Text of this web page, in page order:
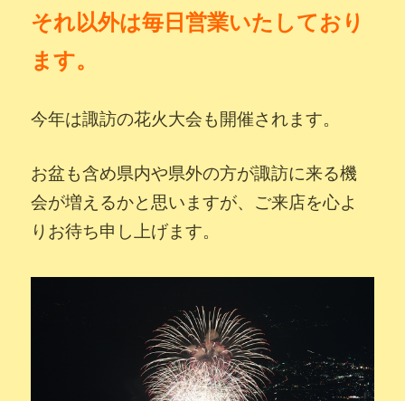
それ以外は毎日営業いたしており
ます。
今年は諏訪の花火大会も開催されます。
お盆も含め県内や県外の方が諏訪に来る機
会が増えるかと思いますが、ご来店を心よ
りお待ち申し上げます。